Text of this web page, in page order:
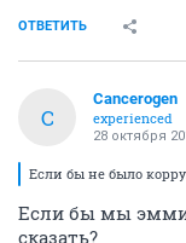
ОТВЕТИТЬ
C
Cancerogen
experienced
28 октября
Если бы не было
Если бы мы
сказать?